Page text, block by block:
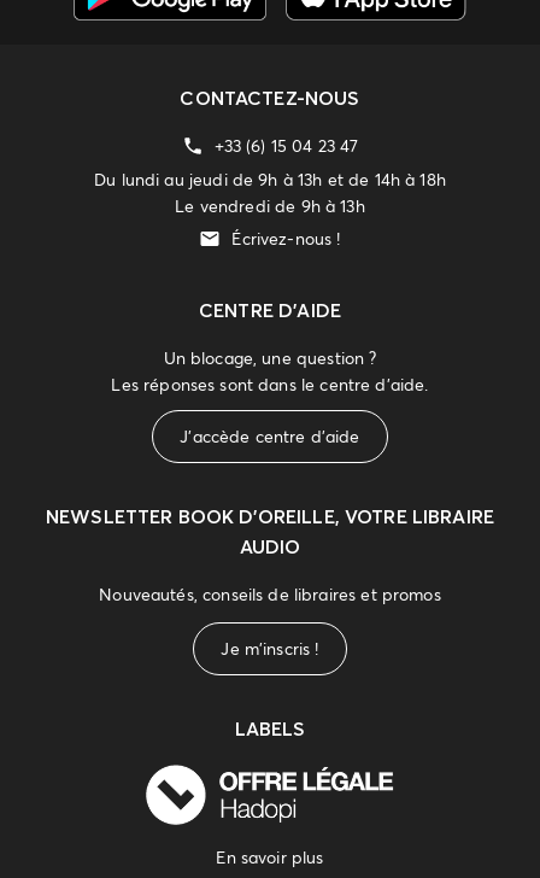
CONTACTEZ-NOUS
+33 (6) 15 04 23 47
Du lundi au jeudi de 9h à 13h et de 14h à 18h
Le vendredi de 9h à 13h
Écrivez-nous !
CENTRE D'AIDE
Un blocage, une question ?
Les réponses sont dans le centre d'aide.
J'accède centre d'aide
NEWSLETTER BOOK D’OREILLE, VOTRE LIBRAIRE
AUDIO
Nouveautés, conseils de libraires et promos
Je m'inscris !
LABELS
En savoir plus